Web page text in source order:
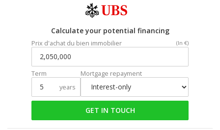
Calculate your potential financing
Prix d'achat du bien immobilier (In €)
Term
years
Mortgage repayment
GET IN TOUCH